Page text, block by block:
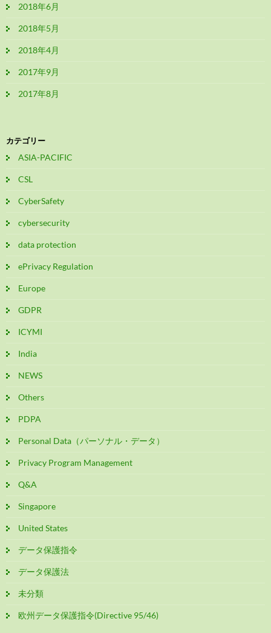
2018年6月
2018年5月
2018年4月
2017年9月
2017年8月
カテゴリー
ASIA-PACIFIC
CSL
CyberSafety
cybersecurity
data protection
ePrivacy Regulation
Europe
GDPR
ICYMI
India
NEWS
Others
PDPA
Personal Data（パーソナル・データ）
Privacy Program Management
Q&A
Singapore
United States
データ保護指令
データ保護法
未分類
欧州データ保護指令(Directive 95/46)